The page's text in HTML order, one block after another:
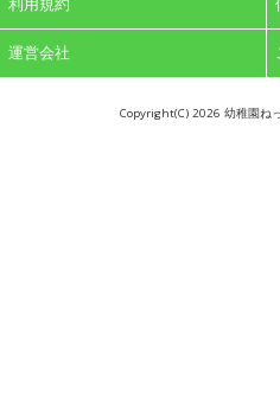
運営会社
Copyright(C) 2026 幼稚園ね